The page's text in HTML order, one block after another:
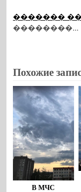
�������
��������...
Похожие
В МЧС